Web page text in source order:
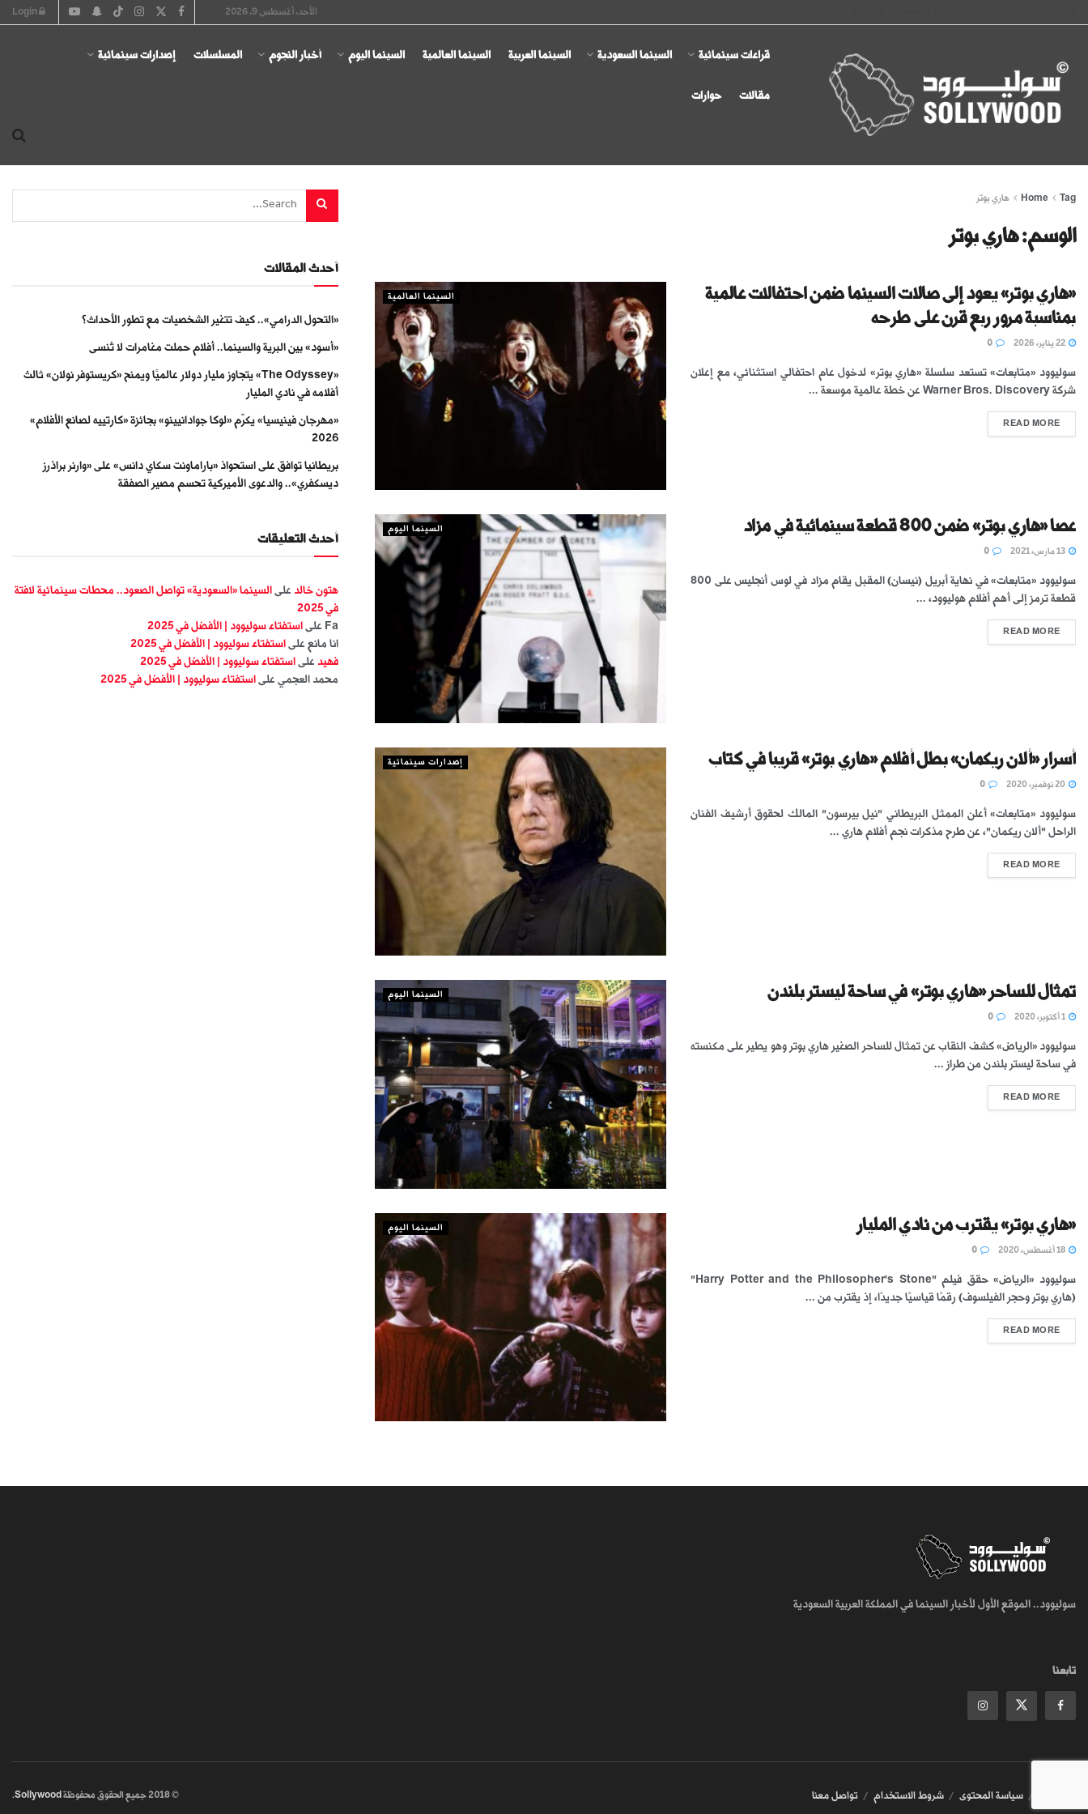
الأحد, أغسطس 9, 2026
قراءات سينمائية السينما السعودية السينما العربية السينما العالمية السينما اليوم أخبار النجوم المسلسلات إصدارات سينمائية
مقالات حوارات
Home Tag هاري بوتر
الوسم:هاري بوتر
السينما العالمية
«هاري بوتر» يعود إلى صالات السينما ضمن احتفالات عالمية
بمناسبة مرور ربع قرن على طرحه
سوليوود «متابعات» تستعد سلسلة «هاري بوتر» لدخول عام احتفالي استثنائي، مع إعلان
شركة Warner Bros. Discovery عن خطة عالمية موسعة ...
READ MORE
السينما اليوم عصا «هاري بوتر» ضمن 800 قطعة سينمائية في مزاد
سوليوود «متابعات» في نهاية أبريل (نيسان) المقبل يقام مزاد في لوس أنجليس على 800
قطعة ترمز إلى أهم أفلام هوليوود، ...
READ MORE
إصدارات سينمائية أسرار «ألان ريكمان» بطل أفلام «هاري بوتر» قريبا في كتاب
سوليوود «متابعات» أعلن الممثل البريطاني "نيل بيرسون" المالك لحقوق أرشيف الفنان
الراحل "ألان ريكمان"، عن طرح مذكرات نجم أفلام هاري ...
READ MORE
السينما اليوم تمثال للساحر «هاري بوتر» في ساحة ليستر بلندن
سوليوود «الرياض» كشف النقاب عن تمثال للساحر الصغير هاري بوتر وهو يطير على مكنسته
في ساحة ليستر بلندن من طراز ...
READ MORE
السينما اليوم «هاري بوتر» يقترب من نادي المليار
سوليوود «الرياض» حقق فيلم "Harry Potter and the Philosopher's Stone"
(هاري بوتر وحجر الفيلسوف) رقمًا قياسيًا جديدًا، إذ يقترب من ...
READ MORE
أحدث المقالات
«التحول الدرامي».. كيف تتغير الشخصيات مع تطور الأحداث؟
«أسود» بين البرية والسينما.. أفلام حملت مغامرات لا تُنسى
«The Odyssey» يتجاوز مليار دولار عالميًا ويمنح «كريستوفر نولان» ثالث
أفلامه في نادي المليار
«مهرجان فينيسيا» يكرّم «لوكا جوادانيينو» بجائزة «كارتييه لصانع الأفلام»
2026
بريطانيا توافق على استحواذ «باراماونت سكاي دانس» على «وارنر براذرز
ديسكفري».. والدعوى الأميركية تحسم مصير الصفقة
أحدث التعليقات
هتون خالد على السينما «السعودية» تواصل الصعود.. محطات سينمائية لافتة
في 2025
Fa على استفتاء سوليوود | الأفضل في 2025
انا مانع على استفتاء سوليوود | الأفضل في 2025
فهيد على استفتاء سوليوود | الأفضل في 2025
محمد العجمي على استفتاء سوليوود | الأفضل في 2025
سوليوود.. الموقع الأول لأخبار السينما في المملكة العربية السعودية
تابعنا
© 2018 جميع الحقوق محفوظة Sollywood
. سياسة المحتوى شروط الاستخدام تواصل معنا